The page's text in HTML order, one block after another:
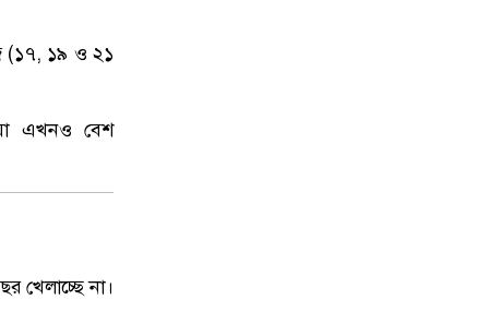
(১৭, ১৯ ও ২১
এখনও বেশ
খেলাচ্ছে না।